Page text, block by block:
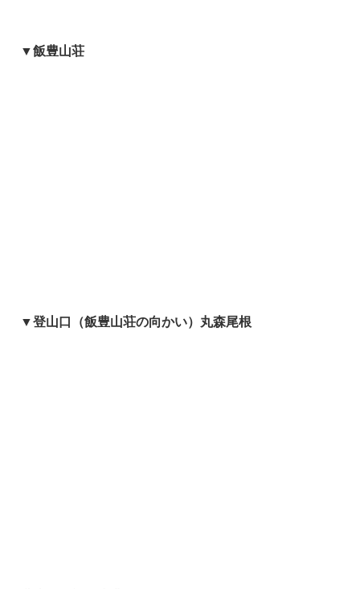
▼飯豊山荘
▼登山口（飯豊山荘の向かい）丸森尾根